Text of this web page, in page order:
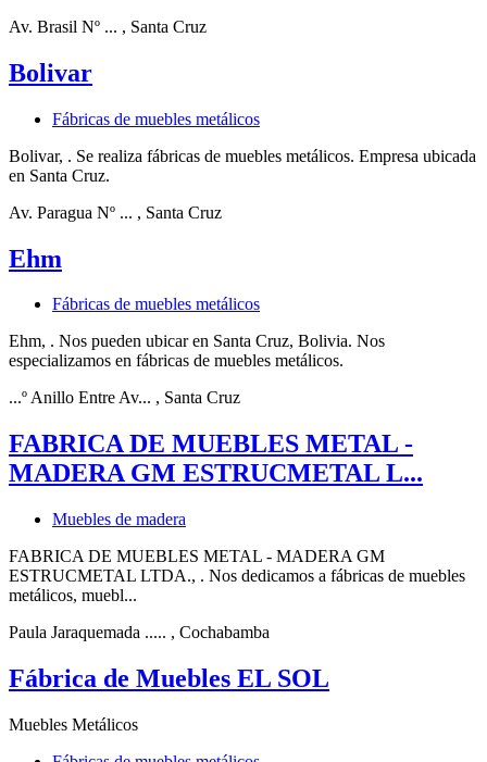
Av. Brasil Nº ... , Santa Cruz
Bolivar
Fábricas de muebles metálicos
Bolivar, . Se realiza fábricas de muebles metálicos. Empresa ubicada
en Santa Cruz.
Av. Paragua Nº ... , Santa Cruz
Ehm
Fábricas de muebles metálicos
Ehm, . Nos pueden ubicar en Santa Cruz, Bolivia. Nos
especializamos en fábricas de muebles metálicos.
...º Anillo Entre Av... , Santa Cruz
FABRICA DE MUEBLES METAL -
MADERA GM ESTRUCMETAL L...
Muebles de madera
FABRICA DE MUEBLES METAL - MADERA GM
ESTRUCMETAL LTDA., . Nos dedicamos a fábricas de muebles
metálicos, muebl...
Paula Jaraquemada ..... , Cochabamba
Fábrica de Muebles EL SOL
Muebles Metálicos